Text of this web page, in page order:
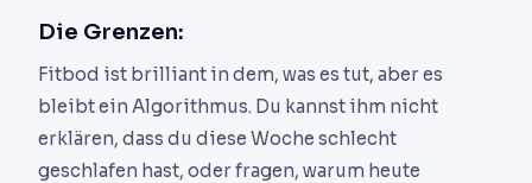
Die Grenzen:
Fitbod ist brilliant in dem, was es tut, aber es
bleibt ein Algorithmus. Du kannst ihm nicht
erklären, dass du diese Woche schlecht
geschlafen hast, oder fragen, warum heute